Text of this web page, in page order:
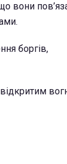
вони
боргів,